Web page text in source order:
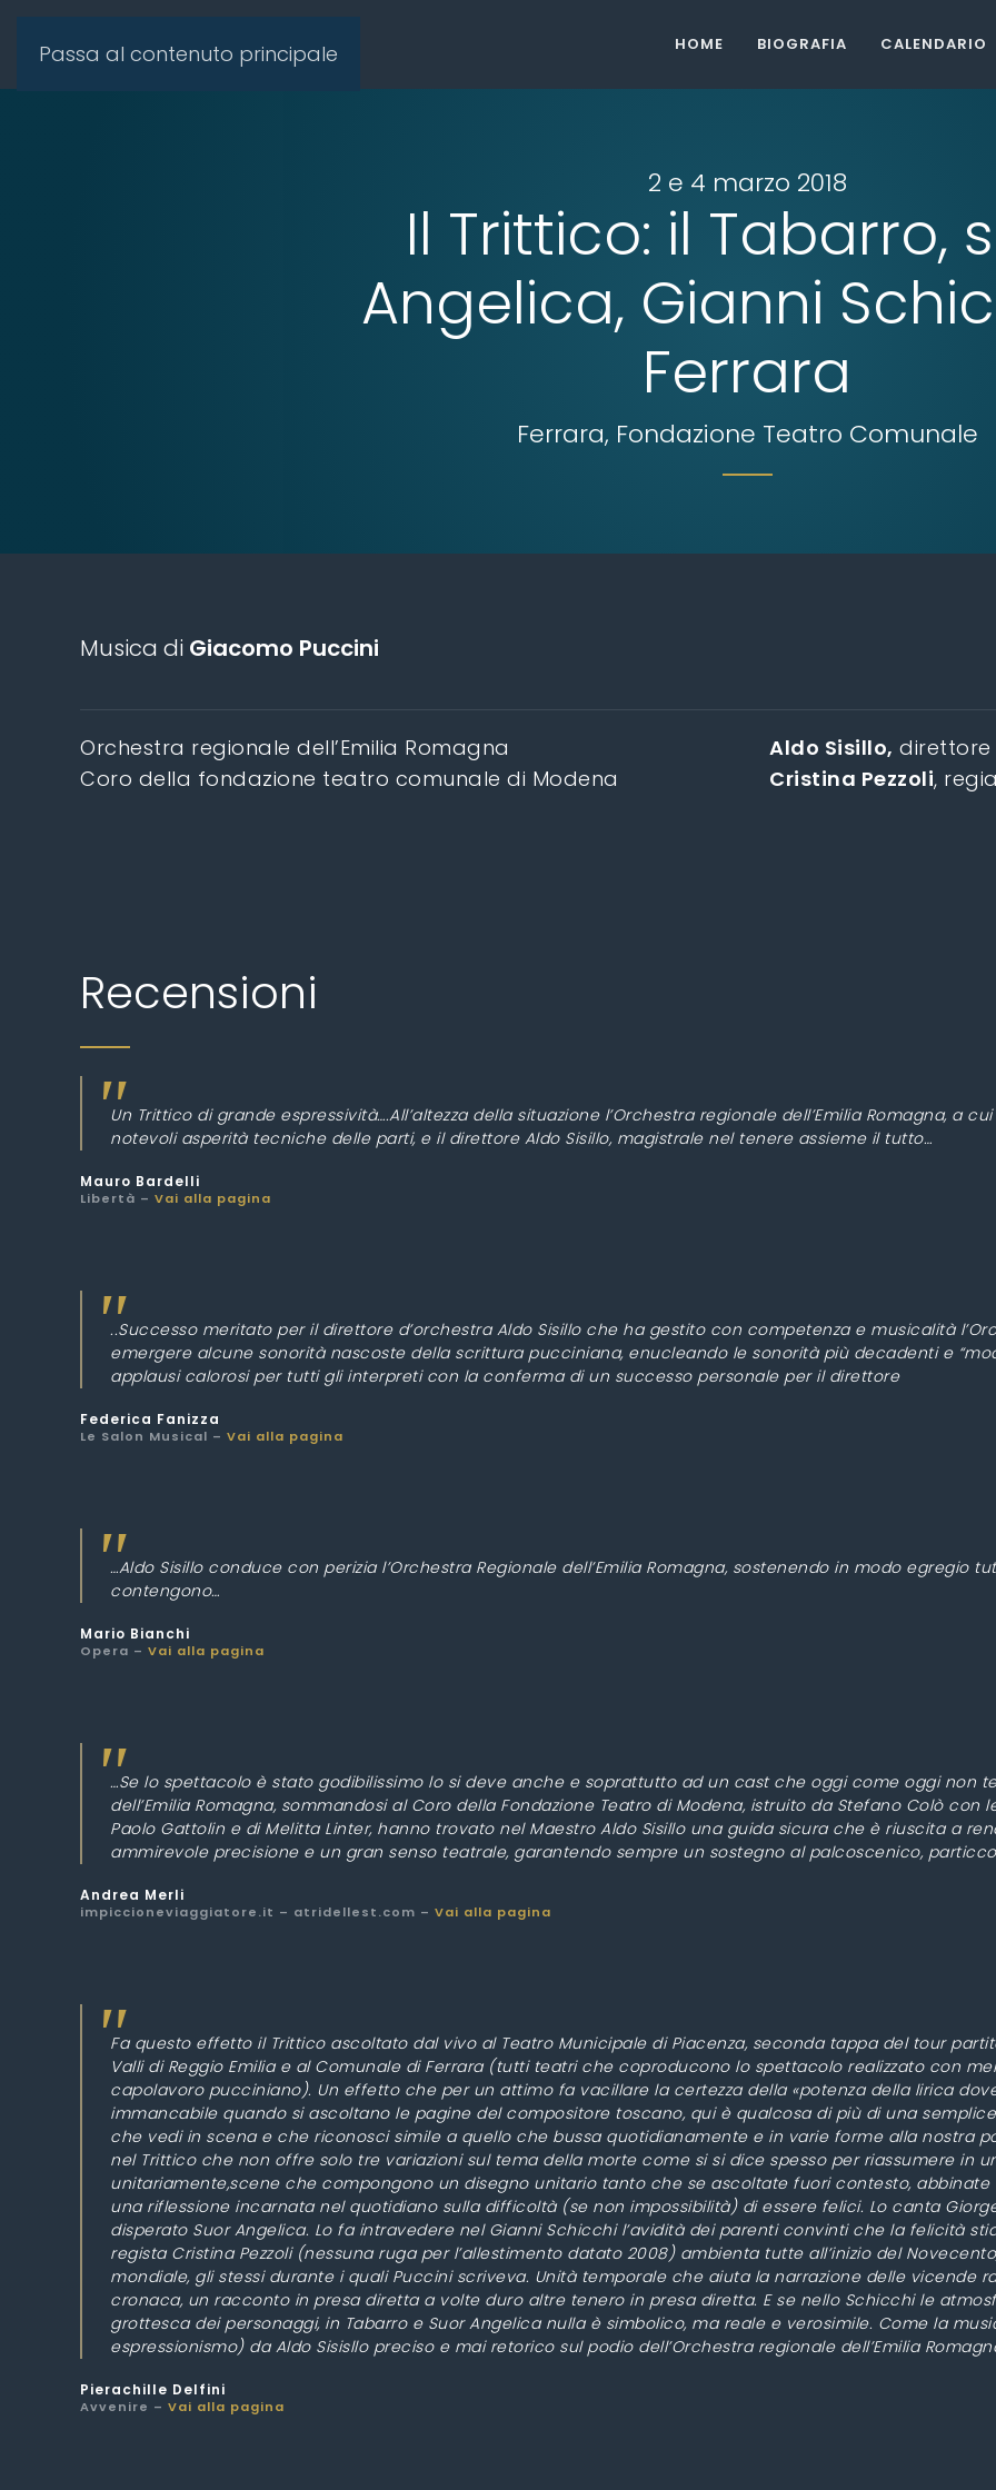
Passa al contenuto principale HOME BIOGRAFIA CALENDARIO
2 e 4 marzo 2018
Il Trittico: il Tabarro,
Angelica, Gianni
Ferrara
Ferrara, Fondazione Teatro Comunale
Musica di Giacomo Puccini
Orchestra regionale dell’Emilia Romagna
Coro della fondazione teatro comunale di Modena
Aldo Sisillo, direttore
Cristina Pezzoli,
Recensioni
Un Trittico di grande espressività….All’altezza della situazione l’Orchestra regionale dell’Emilia Romagna, a
notevoli asperità tecniche delle parti, e il direttore Aldo Sisillo, magistrale nel tenere assieme il tutto…
Mauro Bardelli
Libertà – Vai alla pagina
..Successo meritato per il direttore d’orchestra Aldo Sisillo che ha gestito con competenza e musicalità
emergere alcune sonorità nascoste della scrittura pucciniana, enucleando le sonorità più decadenti e
applausi calorosi per tutti gli interpreti con la conferma di un successo personale per il direttore
Federica Fanizza
Le Salon Musical – Vai alla pagina
…Aldo Sisillo conduce con perizia l’Orchestra Regionale dell’Emilia Romagna, sostenendo in modo
contengono…
Mario Bianchi
Opera – Vai alla pagina
…Se lo spettacolo è stato godibilissimo lo si deve anche e soprattutto ad un cast che oggi come oggi non
dell’Emilia Romagna, sommandosi al Coro della Fondazione Teatro di Modena, istruito da Stefano Colò
Paolo Gattolin e di Melitta Linter, hanno trovato nel Maestro Aldo Sisillo una guida sicura che è riuscita a
ammirevole precisione e un gran senso teatrale, garantendo sempre un sostegno al palcoscenico,
Andrea Merli
impiccioneviaggiatore.it – atridellest.com – Vai alla pagina
Fa questo effetto il Trittico ascoltato dal vivo al Teatro Municipale di Piacenza, seconda tappa del tour
Valli di Reggio Emilia e al Comunale di Ferrara (tutti teatri che coproducono lo spettacolo realizzato con
capolavoro pucciniano). Un effetto che per un attimo fa vacillare la certezza della «potenza della lirica
immancabile quando si ascoltano le pagine del compositore toscano, qui è qualcosa di più di una
che vedi in scena e che riconosci simile a quello che bussa quotidianamente e in varie forme alla nostra
nel Trittico che non offre solo tre variazioni sul tema della morte come si si dice spesso per riassumere in
unitariamente,scene che compongono un disegno unitario tanto che se ascoltate fuori contesto,
una riflessione incarnata nel quotidiano sulla difficoltà (se non impossibilità) di essere felici. Lo canta
disperato Suor Angelica. Lo fa intravedere nel Gianni Schicchi l’avidità dei parenti convinti che la felicità
regista Cristina Pezzoli (nessuna ruga per l’allestimento datato 2008) ambienta tutte all’inizio del
mondiale, gli stessi durante i quali Puccini scriveva. Unità temporale che aiuta la narrazione delle vicende
cronaca, un racconto in presa diretta a volte duro altre tenero in presa diretta. E se nello Schicchi le
grottesca dei personaggi, in Tabarro e Suor Angelica nulla è simbolico, ma reale e verosimile. Come la
espressionismo) da Aldo Sisisllo preciso e mai retorico sul podio dell’Orchestra regionale dell’Emilia
Pierachille Delfini
Avvenire – Vai alla pagina